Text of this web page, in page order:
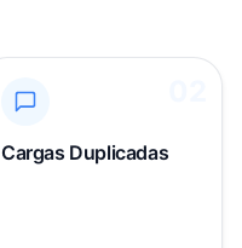
Cargas Duplicadas
02Cargar el mismo video
requiere subir múltiples
veces el mismo archivo